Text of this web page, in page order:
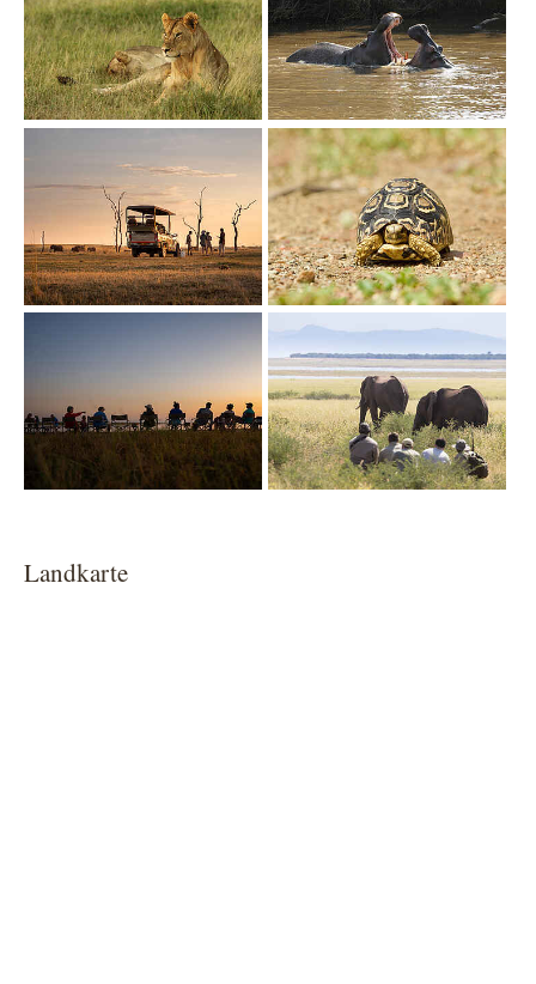
Show larger version
Show larger version
Landkarte